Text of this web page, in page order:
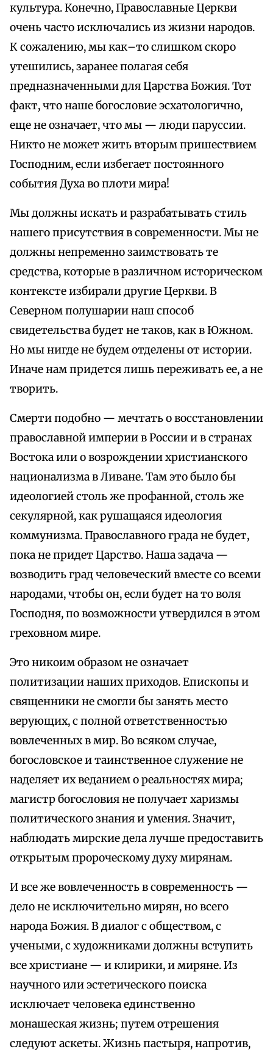
культура. Конечно, Православные Церкви
очень часто исключались из жизни народов.
К сожалению, мы как–то слишком скоро
утешились, заранее полагая себя
предназначенными для Царства Божия. Тот
факт, что наше богословие эсхатологично,
еще не означает, что мы — люди паруссии.
Никто не может жить вторым пришествием
Господним, если избегает постоянного
события Духа во плоти мира!
Мы должны искать и разрабатывать стиль
нашего присутствия в современности. Мы не
должны непременно заимствовать те
средства, которые в различном историческом
контексте избирали другие Церкви. В
Северном полушарии наш способ
свидетельства будет не таков, как в Южном.
Но мы нигде не будем отделены от истории.
Иначе нам придется лишь переживать ее, а не
творить.
Смерти подобно — мечтать о восстановлении
православной империи в России и в странах
Востока или о возрождении христианского
национализма в Ливане. Там это было бы
идеологией столь же профанной, столь же
секулярной, как рушащаяся идеология
коммунизма. Православного града не будет,
пока не придет Царство. Наша задача —
возводить град человеческий вместе со всеми
народами, чтобы он, если будет на то воля
Господня, по возможности утвердился в этом
греховном мире.
Это никоим образом не означает
политизации наших приходов. Епископы и
священники не смогли бы занять место
верующих, с полной ответственностью
вовлеченных в мир. Во всяком случае,
богословское и таинственное служение не
наделяет их веданием о реальностях мира;
магистр богословия не получает харизмы
политического знания и умения. Значит,
наблюдать мирские дела лучше предоставить
открытым пророческому духу мирянам.
И все же вовлеченность в современность —
дело не исключительно мирян, но всего
народа Божия. В диалог с обществом, с
учеными, с художниками должны вступить
все христиане — и клирики, и миряне. Из
научного или эстетического поиска
исключает человека единственно
монашеская жизнь; путем отрешения
следуют аскеты. Жизнь пастыря, напротив,